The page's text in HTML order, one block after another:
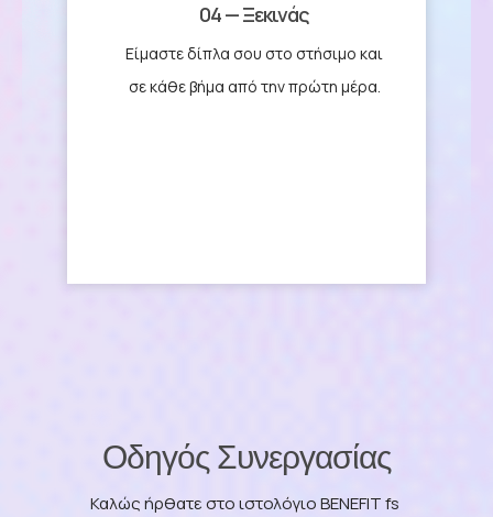
04 — Ξεκινάς
Είμαστε δίπλα σου στο στήσιμο και
σε κάθε βήμα από την πρώτη μέρα.
Οδηγός Συνεργασίας
Καλώς ήρθατε στο ιστολόγιο BENEFIT fs